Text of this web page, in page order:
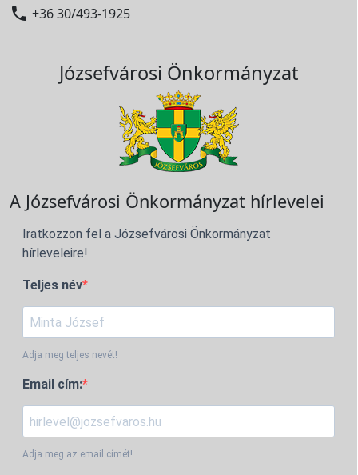
 +36 30/493-1925
Józsefvárosi Önkormányzat
A Józsefvárosi Önkormányzat hírlevelei
Iratkozzon fel a Józsefvárosi Önkormányzat
hírleveleire!
Teljes név
Adja meg teljes nevét!
Email cím:
Adja meg az email címét!